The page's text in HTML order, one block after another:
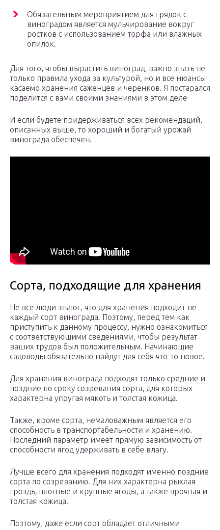
Обязательным мероприятием для грядок с
виноградом является мульчирование вокруг
ростков с использованием торфа или влажных
опилок.
Для того, чтобы вырастить виноград, важно знать не
только правила ухода за культурой, но и все нюансы
касаемо хранения саженцев и черенков. Я постарался
поделится с вами своими знаниями в этом деле
И если будете придерживаться всех рекомендаций,
описанных выше, то хороший и богатый урожай
винограда обеспечен.
Сорта, подходящие для хранения
Не все люди знают, что для хранения подходит не
каждый сорт винограда. Поэтому, перед тем как
приступить к данному процессу, нужно ознакомиться
с соответствующими сведениями, чтобы результат
ваших трудов был положительным. Начинающие
садоводы обязательно найдут для себя что-то новое.
Для хранения винограда подходят только средние и
поздние по сроку созревания сорта, для которых
характерна упругая мякоть и толстая кожица.
Также, кроме сорта, немаловажным является его
способность в транспортабельности и хранению.
Последний параметр имеет прямую зависимость от
способности ягод удерживать в себе влагу.
Лучше всего для хранения подходят именно поздние
сорта по созреванию. Для них характерна рыхлая
гроздь, плотные и крупные ягоды, а также прочная и
толстая кожица.
Поэтому, даже если сорт обладает отличными